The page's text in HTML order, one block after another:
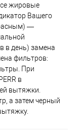
жировые
Вашего
—
в день) замена
фильтров:
При
в
вытяжки.
а затем черный